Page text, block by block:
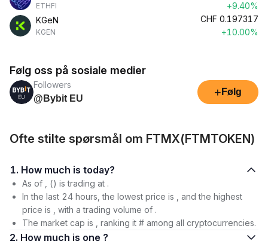
ETHFI
+9.40%
KGeN
KGEN
CHF 0.197317
+10.00%
Følg oss på sosiale medier
Followers
@Bybit EU
+ Følg
Ofte stilte spørsmål om FTMX(FTMTOKEN)
1. How much is today?
As of , () is trading at .
In the last 24 hours, the lowest price is , and the highest
price is , with a trading volume of .
The market cap is , ranking it # among all cryptocurrencies.
2. How much is one ?